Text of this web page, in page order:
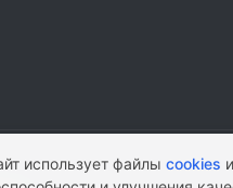
использует файлы cookies